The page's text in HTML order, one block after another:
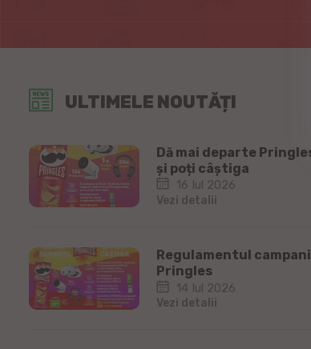
ULTIMELE NOUTĂȚI
Dă mai departe
și poți câștiga
16 Iul 2026
Vezi detalii
Regulamentul
Pringles
14 Iul 2026
Vezi detalii